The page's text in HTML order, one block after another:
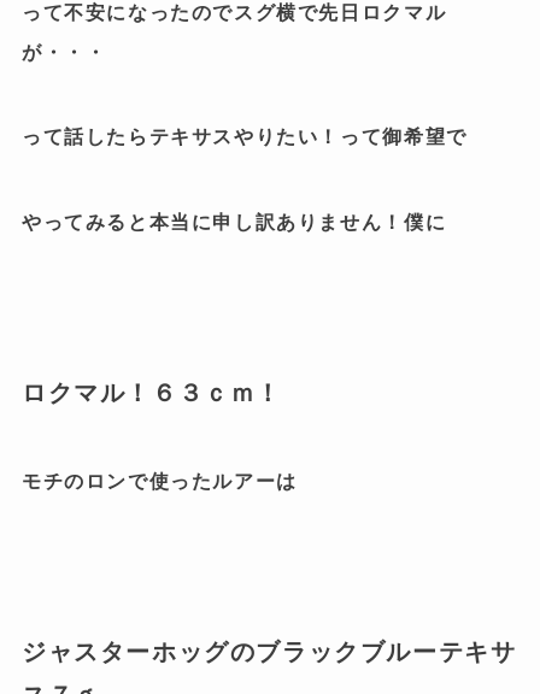
って不安になったのでスグ横で先日ロクマル
が・・・
って話したらテキサスやりたい！って御希望で
やってみると本当に申し訳ありません！僕に
ロクマル！６３ｃｍ！
モチのロンで使ったルアーは
ジャスターホッグのブラックブルーテキサ